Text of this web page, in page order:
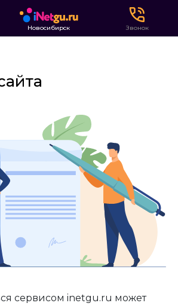
Новосибирск Звонок
сервисом inetgu.ru может